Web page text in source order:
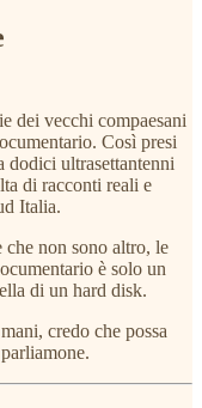
dei vecchi compaesani
Così presi
dodici ultrasettantenni
di racconti reali e
Italia.
che non sono altro, le
è solo un
di un hard disk.
credo che possa